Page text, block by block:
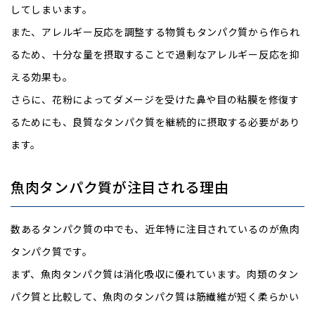
してしまいます。
また、アレルギー反応を調整する物質もタンパク質から作られ
るため、十分な量を摂取することで過剰なアレルギー反応を抑
える効果も。
さらに、花粉によってダメージを受けた鼻や目の粘膜を修復す
るためにも、良質なタンパク質を継続的に摂取する必要があり
ます。
魚肉タンパク質が注目される理由
数あるタンパク質の中でも、近年特に注目されているのが魚肉
タンパク質です。
まず、魚肉タンパク質は消化吸収に優れています。肉類のタン
パク質と比較して、魚肉のタンパク質は筋繊維が短く柔らかい